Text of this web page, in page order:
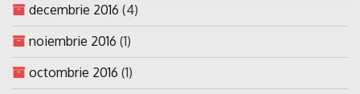
decembrie 2016 (4)
noiembrie 2016 (1)
octombrie 2016 (1)